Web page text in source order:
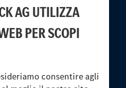
AG UTILIZZA
PER SCOPI
consentire agli
e di sicurezza